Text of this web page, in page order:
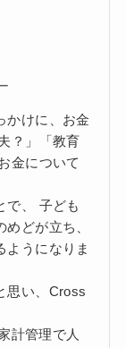
かけに、お金
？」「教育
金について
で、 子ども
どが立ち、
ようになりま
思い、Cross
計管理で人